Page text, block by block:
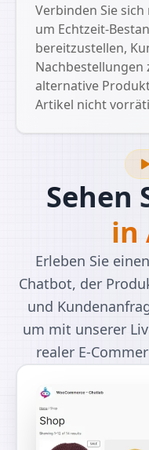
Verbinden Sie
um Echtzeit-
bereitzustellen,
alternative
Artikel nicht
Sehen
in
Erleben Sie
Chatbot, der
und
um mit unserer
realer E-